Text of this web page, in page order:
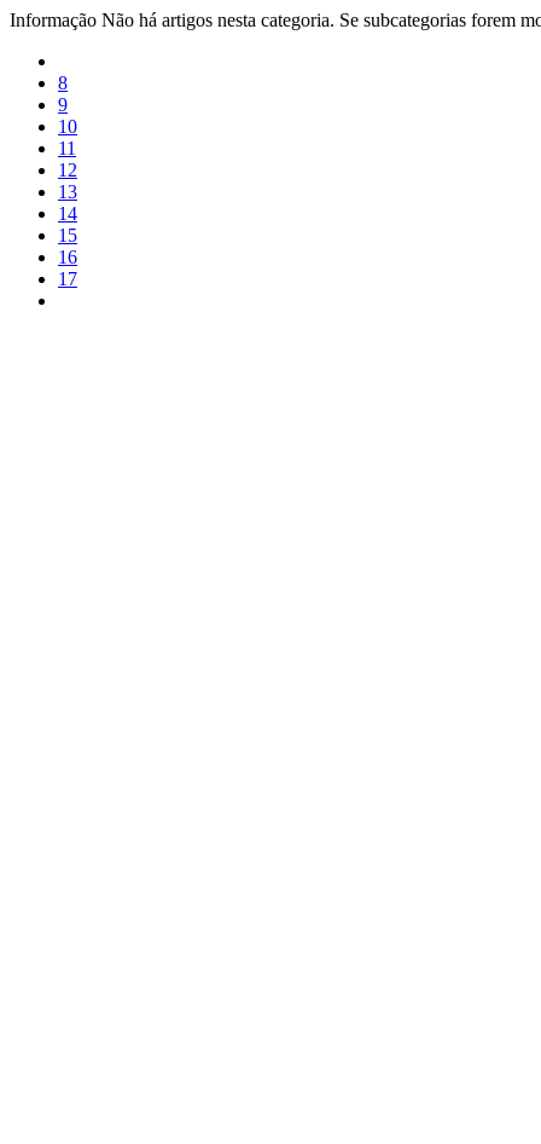
Informação Não há artigos nesta categoria. Se subcategorias forem
8
9
10
11
12
13
14
15
16
17